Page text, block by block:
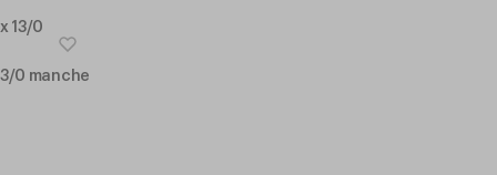
0 manche